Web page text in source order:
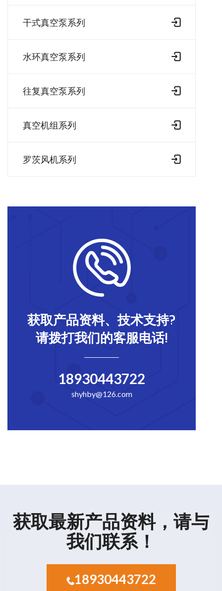
干式真空泵系列
水环真空泵系列
往复真空泵系列
真空机组系列
罗茨风机系列
获取产品资料、技术支持?
请拨打我们的客服电话!
18930443722
shyhby@126.com
获取最新产品资料，请与
我们联系！
18930443722